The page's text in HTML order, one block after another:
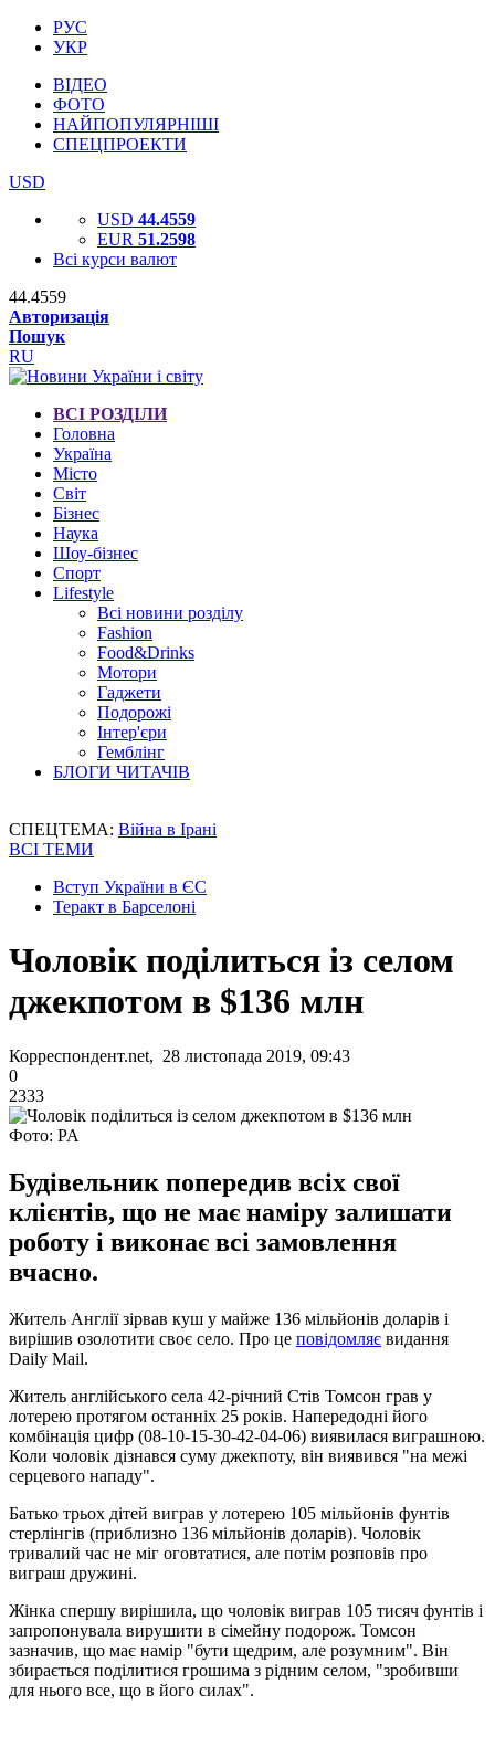
РУС
УКР
ВІДЕО
ФОТО
НАЙПОПУЛЯРНІШІ
СПЕЦПРОЕКТИ
USD
USD 44.4559
EUR 51.2598
Всі курси валют
44.4559
Авторизація
Пошук
RU
ВСІ РОЗДІЛИ
Головна
Україна
Місто
Світ
Бізнес
Наука
Шоу-бізнес
Спорт
Lifestyle
Всі новини розділу
Fashion
Food&Drinks
Мотори
Гаджети
Подорожі
Інтер'єри
Гемблінг
БЛОГИ ЧИТАЧІВ
СПЕЦТЕМА: Війна в Ірані
ВСІ ТЕМИ
Вступ України в ЄС
Теракт в Барселоні
Чоловік поділиться із селом
джекпотом в $136 млн
Корреспондент.net, 28 листопада 2019, 09:43
0
2333
Фото: PA
Будівельник попередив всіх свої
клієнтів, що не має наміру залишати
роботу і виконає всі замовлення
вчасно.
Житель Англії зірвав куш у майже 136 мільйонів доларів і
вирішив озолотити своє село. Про це повідомляє видання
Daily Mail.
Житель англійського села 42-річний Стів Томсон грав у
лотерею протягом останніх 25 років. Напередодні його
комбінація цифр (08-10-15-30-42-04-06) виявилася виграшною.
Коли чоловік дізнався суму джекпоту, він виявився "на межі
серцевого нападу".
Батько трьох дітей виграв у лотерею 105 мільйонів фунтів
стерлінгів (приблизно 136 мільйонів доларів). Чоловік
тривалий час не міг оговтатися, але потім розповів про
виграш дружині.
Жінка спершу вирішила, що чоловік виграв 105 тисяч фунтів і
запропонувала вирушити в сімейну подорож. Томсон
зазначив, що має намір "бути щедрим, але розумним". Він
збирається поділитися грошима з рідним селом, "зробивши
для нього все, що в його силах".